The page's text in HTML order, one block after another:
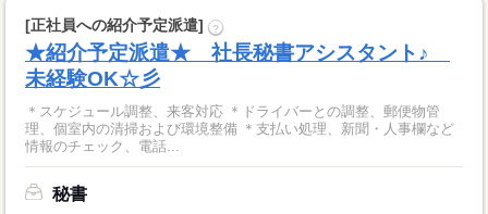
[正社員への紹介予定派遣] ?
★紹介予定派遣★ 社長秘書アシスタント♪
未経験OK☆彡
＊スケジュール調整、来客対応 ＊ドライバーとの調整、郵便物管
理、個室内の清掃および環境整備 ＊支払い処理、新聞・人事欄など
情報のチェック、電話...
秘書